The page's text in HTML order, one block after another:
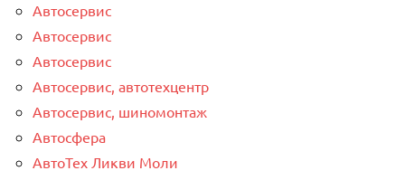
Автосервис
Автосервис
Автосервис
Автосервис, автотехцентр
Автосервис, шиномонтаж
Автосфера
АвтоТех Ликви Моли